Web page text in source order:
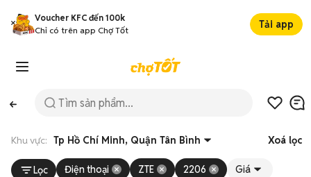
Voucher KFC đến 100k
Chỉ có trên app Chợ Tốt
Tải app
Khu vực: Tp Hồ Chí Minh, Quận Tân Bình Xoá lọc
Lọc Điện thoại ZTE 2206 Giá